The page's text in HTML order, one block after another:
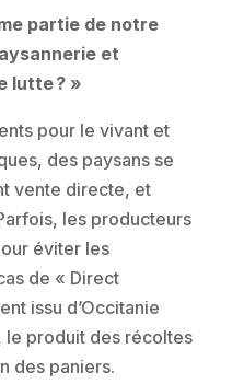
partie de notre
et
lutte ? »
pour le vivant et
des paysans se
vente directe, et
les producteurs
éviter les
de « Direct
issu d’Occitanie
le produit des récoltes
des paniers.